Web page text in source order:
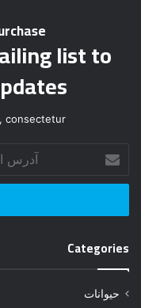
list to
consectetur.
ر
ا
م
ی
خ
Categories
حیوانات